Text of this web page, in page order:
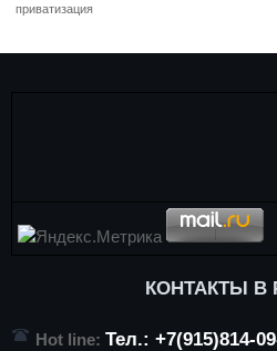
приватизация
КОНТАКТЫ В
Hot line: Тел.: +7(915)814-